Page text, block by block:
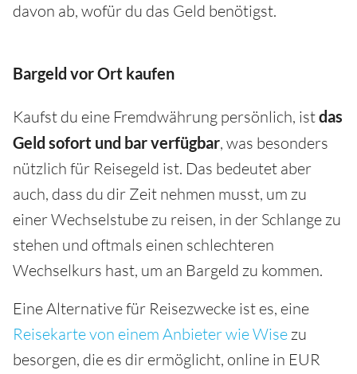
davon ab, wofür du das Geld benötigst.
Bargeld vor Ort kaufen
Kaufst du eine Fremdwährung persönlich, istdas
Geld sofort und bar verfügbar, was besonders
nützlich für Reisegeld ist. Das bedeutet aber
auch, dass du dir Zeit nehmen musst, um zu
einer Wechselstube zu reisen, in der Schlange zu
stehen und oftmals einen schlechteren
Wechselkurs hast, um an Bargeld zu kommen.
Eine Alternative für Reisezwecke ist es, eine
Reisekarte von einem Anbieter wie Wisezu
besorgen, die es dir ermöglicht, online in EUR